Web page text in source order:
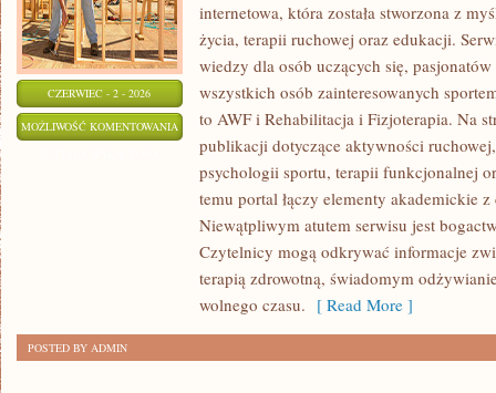
CZERWIEC - 2 - 2026
MOŻLIWOŚĆ KOMENTOWANIA PSYCHOLOGIA
SPORTU
internetowa, która została stworzona z
życia, terapii ruchowej oraz edukacji.
wiedzy dla osób uczących się,
wszystkich osób zainteresowanych
to AWF i Rehabilitacja i Fizjoterapia. Na
publikacji dotyczące aktywności
psychologii sportu, terapii funkcjonalnej
temu portal łączy elementy akademickie
Niewątpliwym atutem serwisu jest
Czytelnicy mogą odkrywać informacje
terapią zdrowotną, świadomym
wolnego czasu. [ Read More ]
POSTED BY ADMIN